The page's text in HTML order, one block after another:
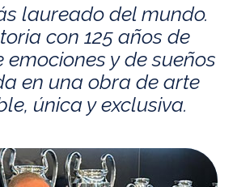
laureado del mundo.
con 125 años de
emociones y de sueños
en una obra de arte
única y exclusiva.